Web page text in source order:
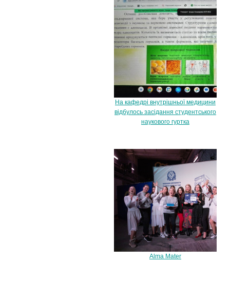
На кафедрі внутрішньої медицини
відбулось засідання студентського
наукового гуртка
Аlma Mater